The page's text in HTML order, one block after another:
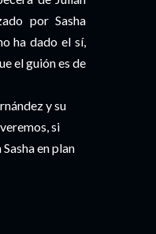
por Sasha
ha dado el sí,
el guión es de
y su
si
en plan